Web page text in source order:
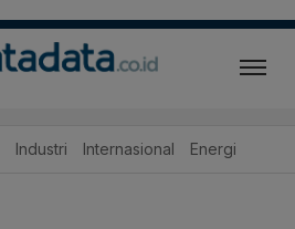
Industri Internasional Energi